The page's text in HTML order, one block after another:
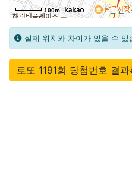
100m
실제 위치와 차이가 있을 수 있
로또 1191회 당첨번호 결과